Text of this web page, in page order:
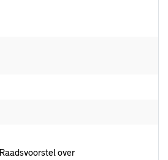
Raadsvoorstel over